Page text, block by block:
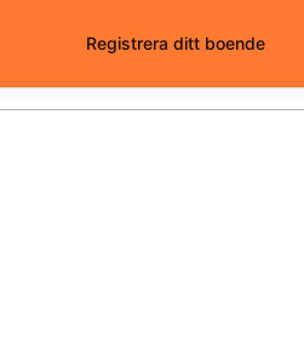
Registrera ditt boende